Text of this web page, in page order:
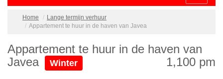
Home
Lange termijn verhuur
Appartement te huur in de haven van Javea
Appartement te huur in de haven van
Javea
Winter 1,100 pm